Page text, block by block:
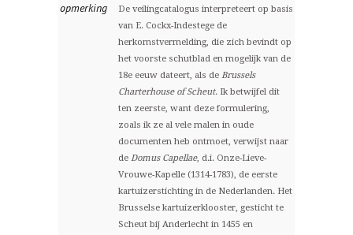
opmerking
De veilingcatalogus interpreteert op basis
van E. Cockx-Indestege de
herkomstvermelding, die zich bevindt op
het voorste schutblad en mogelijk van de
18e eeuw dateert, als de Brussels
Charterhouse of Scheut. Ik betwijfel dit
ten zeerste, want deze formulering,
zoals ik ze al vele malen in oude
documenten heb ontmoet, verwijst naar
de Domus Capellae, d.i. Onze-Lieve-
Vrouwe-Kapelle (1314-1783), de eerste
kartuizerstichting in de Nederlanden. Het
Brusselse kartuizerklooster, gesticht te
Scheut bij Anderlecht in 1455 en